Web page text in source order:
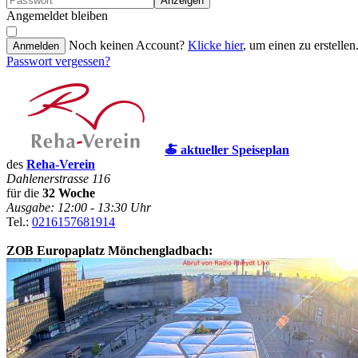
Angemeldet bleiben
Anmelden Noch keinen Account? Klicke hier, um einen zu erstellen.
Passwort vergessen?
🍝 aktueller Speiseplan
des Reha-Verein
Dahlenerstrasse 116
für die 32 Woche
Ausgabe: 12:00 - 13:30 Uhr
Tel.: 0216157681914
ZOB Europaplatz Mönchengladbach: